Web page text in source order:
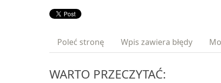
Poleć stronę Wpis zawiera błędy
WARTO PRZECZYTAĆ: